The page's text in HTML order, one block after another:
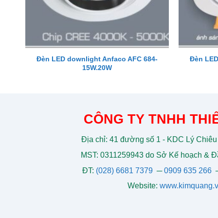
Đèn LED downlight Anfaco AFC 684-
15W.20W
Đèn
CÔNG TY TNHH
Địa chỉ: 41 đường số 1 - KDC Lý Chiêu
MST: 0311259943 do Sở Kế hoạch &
ĐT: (028) 6681 7379 ─0909 635 266
Website: